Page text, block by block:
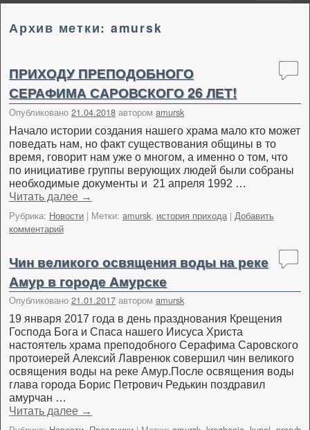
Архив метки: amursk
ПРИХОДУ ПРЕПОДОБНОГО
СЕРАФИМА САРОВСКОГО 26 ЛЕТ!
Опубликовано 21.04.2018 автором amursk
Начало истории создания нашего храма мало кто может
поведать нам, но факт существования общины в то
время, говорит нам уже о многом, а именно о том, что
по инициативе группы верующих людей были собраны
необходимые документы и 21 апреля 1992 …
Читать далее →
Рубрика: Новости | Метки: amursk, история прихода | Добавить
комментарий
Чин великого освящения воды на реке
Амур в городе Амурске
Опубликовано 21.01.2017 автором amursk
19 января 2017 года в день празднования Крещения
Господа Бога и Спаса нашего Иисуса Христа
настоятель храма преподобного Серафима Саровского
протоиерей Алексий Лавренюк совершил чин великого
освящения воды на реке Амур.После освящения воды
глава города Борис Петрович Редькин поздравил
амурчан …
Читать далее →